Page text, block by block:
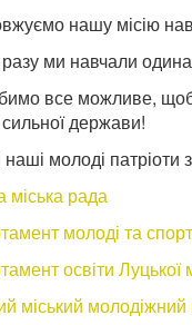
нашу місію
ми навчали
все можливе, щоб
держави!
молоді патріоти
міська рада
молоді та
освіти Луцької
міський молодіжний